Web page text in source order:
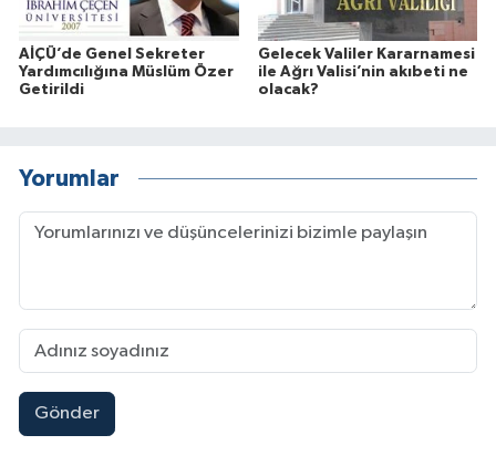
AİÇÜ’de Genel Sekreter
Yardımcılığına Müslüm Özer
Getirildi
Gelecek Valiler Kararnamesi
ile Ağrı Valisi’nin akıbeti ne
olacak?
Yorumlar
Gönder